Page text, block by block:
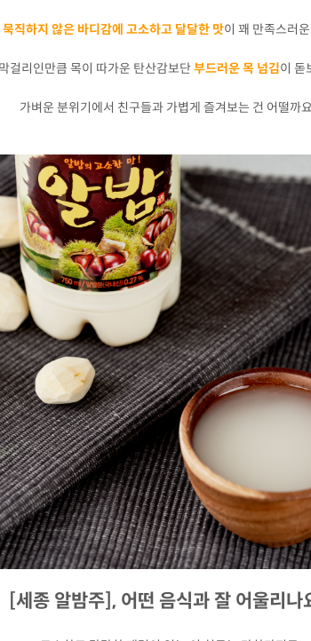
묵직하지 않은 바디감에 고소하고 달달한 맛이 꽤 만족스러
걸리인만큼 목이 따가운 탄산감보단부드러운 목 넘김이 돋
가벼운 분위기에서 친구들과 가볍게 즐겨보는 건 어떨까
[세종 알밤주], 어떤 음식과 잘 어울리나